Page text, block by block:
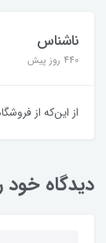
ناشناس
440 روز پیش
از این‌که از
دیدگاه خود